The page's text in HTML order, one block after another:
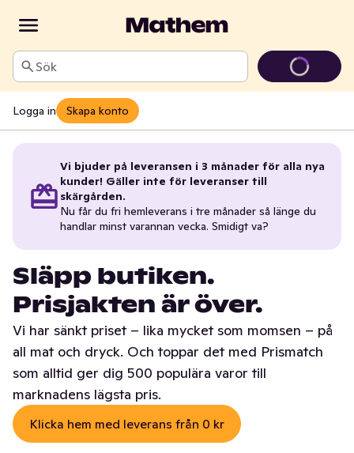
Sök
Logga in Skapa konto
Vi bjuder på leveransen i 3 månader för alla nya
kunder! Gäller inte för leveranser till
skärgården.
Nu får du fri hemleverans i tre månader så länge du
handlar minst varannan vecka. Smidigt va?
Släpp butiken.
Prisjakten är över.
Vi har sänkt priset – lika mycket som momsen – på
all mat och dryck. Och toppar det med Prismatch
som alltid ger dig 500 populära varor till
marknadens lägsta pris.
Klicka hem med leverans från 0 kr